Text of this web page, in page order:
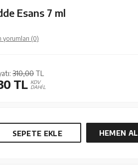
Esans 7 ml
yorumları (0)
310,00 TL
TL KDV
DAHİL
SEPETE EKLE HEMEN AL